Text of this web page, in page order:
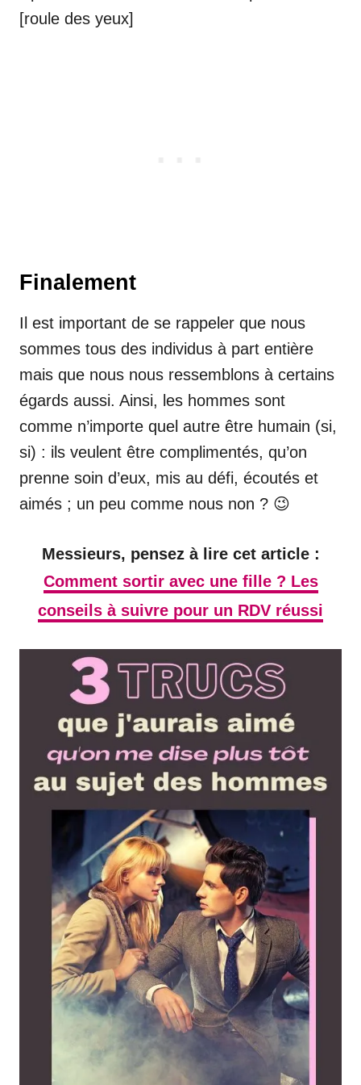
[roule des yeux]
Finalement
Il est important de se rappeler que nous
sommes tous des individus à part entière
mais que nous nous ressemblons à certains
égards aussi. Ainsi, les hommes sont
comme n’importe quel autre être humain (si,
si) : ils veulent être complimentés, qu’on
prenne soin d’eux, mis au défi, écoutés et
aimés ; un peu comme nous non ? 😉
Messieurs, pensez à lire cet article :
Comment sortir avec une fille ? Les
conseils à suivre pour un RDV réussi